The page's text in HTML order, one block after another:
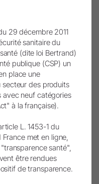
principal est la
de pointe qui
dans le domaine
méthodologie
29 décembre 2011
sanitaire du
(dite loi Bertrand)
publique (CSP) un
place une
secteur des produits
avec neuf catégories
à la française).
L. 1453-1 du
met en ligne,
santé",
être rendues
de transparence.